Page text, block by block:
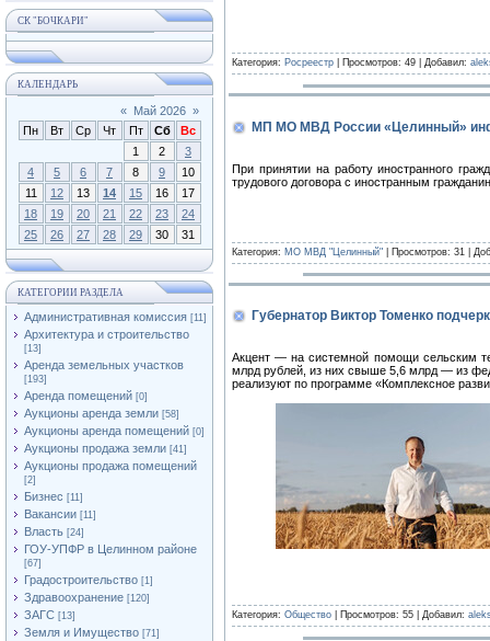
СК "БОЧКАРИ"
КАЛЕНДАРЬ
« Май 2026 »
Пн
Вт Ср Чт Пт Сб
Вс
1
2
3
4
5 6 7 8 9
10
11
12 13 14 15 16
17
18
19 20 21 22 23
24
25
26 27 28 29 30 31
КАТЕГОРИИ РАЗДЕЛА
Административная комиссия [11]
Архитектура и строительство
[13]
Аренда земельных участков
[193]
Аренда помещений [0]
Аукционы аренда земли [58]
Аукционы аренда помещений [0]
Аукционы продажа земли [41]
Аукционы продажа помещений
[2]
Бизнес [11]
Вакансии [11]
Власть [24]
ГОУ-УПФР в Целинном районе
[67]
Градостроительство [1]
Здравоохранение [120]
ЗАГС [13]
Земля и Имущество [71]
Категория: Росреестр | Просмотров: 49 | Добавил:
МП МО МВД России «Целинный»
При принятии на работу иностранного
трудового договора с иностранным
Категория: МО МВД "Целинный" | Просмотров: 31 |
Губернатор Виктор Томенко
Акцент — на системной помощи сельским
млрд рублей, из них свыше 5,6 млрд — из
реализуют по программе «Комплексное
Категория: Общество | Просмотров: 55 | Добавил: